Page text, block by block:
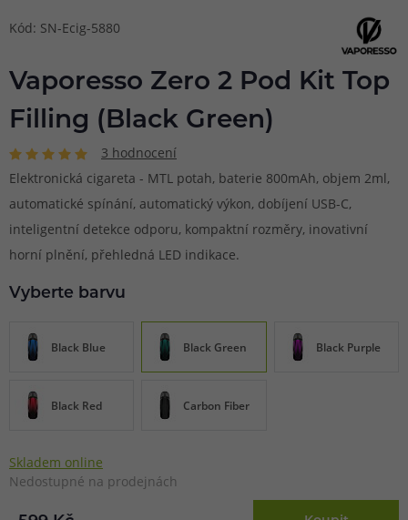
Kód: SN-Ecig-5880
Vaporesso Zero 2 Pod Kit Top
Filling (Black Green)
3 hodnocení
Elektronická cigareta - MTL potah, baterie 800mAh, objem 2ml,
automatické spínání, automatický výkon, dobíjení USB-C,
inteligentní detekce odporu, kompaktní rozměry, inovativní
horní plnění, přehledná LED indikace.
Vyberte barvu
Black Blue Black Green Black Purple
Black Red Carbon Fiber
Skladem online
Nedostupné na prodejnách